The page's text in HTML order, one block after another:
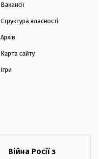
Вакансії
Структура власності
Архів
Карта сайту
Ігри
Війна Росії з